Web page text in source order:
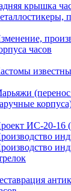
крышка
часов
ИС-20-16